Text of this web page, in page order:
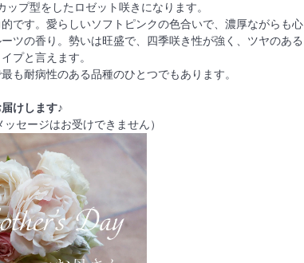
プ型をしたロゼット咲きになります。
です。愛らしいソフトピンクの色合いで、濃厚ながらも心
ツの香り。勢いは旺盛で、四季咲き性が強く、ツヤのある
プと言えます。
も耐病性のある品種のひとつでもあります。
けします♪
ッセージはお受けできません）